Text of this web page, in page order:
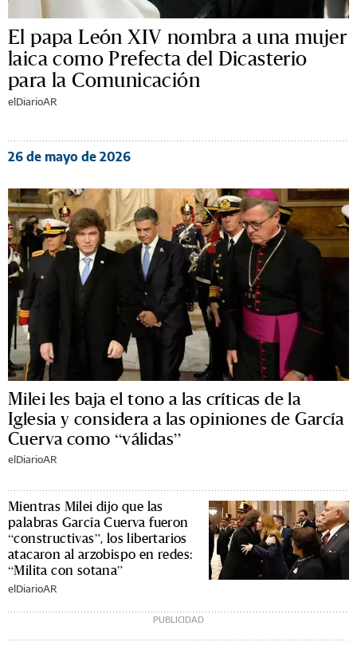
El papa León XIV nombra a una mujer
laica como Prefecta del Dicasterio
para la Comunicación
elDiarioAR
26 de mayo de 2026
Milei les baja el tono a las críticas de la
Iglesia y considera a las opiniones de García
Cuerva como “válidas”
elDiarioAR
Mientras Milei dijo que las
palabras García Cuerva fueron
“constructivas”, los libertarios
atacaron al arzobispo en redes:
“Milita con sotana”
elDiarioAR